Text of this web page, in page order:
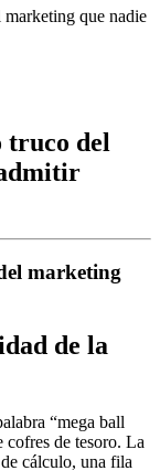
que nadie
truco del
marketing
de la
“mega ball
cofres de tesoro. La
cálculo, una fila